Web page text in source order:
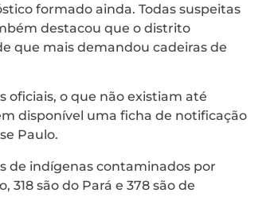
formado ainda. Todas suspeitas
destacou que o distrito
que mais demandou cadeiras de
oficiais, o que não existiam até
disponível uma ficha de notificação
Paulo.
de indígenas contaminados por
são do Pará e 378 são de